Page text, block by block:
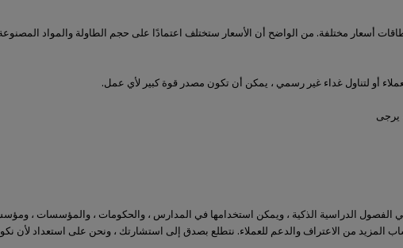
أسعار مختلفة. من الواضح أن الأسعار ستختلف اعتمادًا على حجم الطاولة والمواد
أو لتناول غداء غير رسمي ، يمكن أن تكون مصدر قوة كبير لأي عمل.
يرجى
، ومكاتب وكراسي الفصول الدراسية الذكية ، ويمكن استخدامها في المدارس ، والحكومات ،
من الاعتراف والدعم للعملاء. نتطلع بصدق إلى استشارتك ، ونحن على استعداد لأن